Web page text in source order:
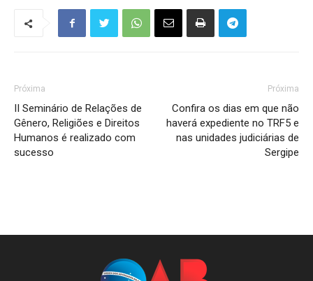
Próxima
II Seminário de Relações de
Gênero, Religiões e Direitos
Humanos é realizado com
sucesso
Próxima
Confira os dias em que não
haverá expediente no TRF5 e
nas unidades judiciárias de
Sergipe